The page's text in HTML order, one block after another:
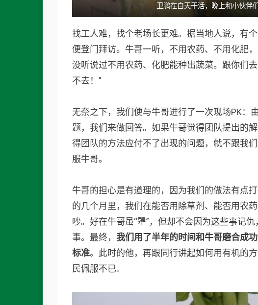
卫鹏在白天干活，晚上和小伙伴
找工人难，找个老场长更难。据当地人说，有
便登门拜访。牛哥一听，不用农药、不用化肥
没听说过不用农药、化肥能种出蔬菜。跟你们
不去！”
无奈之下，我们便与牛哥进行了一次现场PK：
题，我们来做回答。如果牛哥觉得团队提出的
得团队的方法应付不了出现的问题，就不跟我
服牛哥。
牛哥的担心是有道理的，因为我们的做法有点
的几个月里，我们在能否用除草剂、能否用农
吵。好在牛哥虽“犟”，但却不会因为这些事记
事。最终， 我们用了半年的时间和牛哥磨合成
标准。此时的他，再跟同行讲起如何用有机的
民佩服不已。